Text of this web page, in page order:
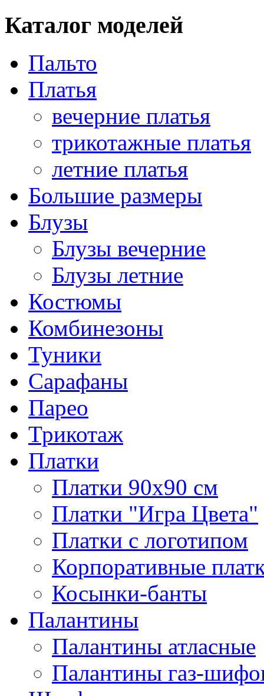
Каталог моделей
Пальто
Платья
вечерние платья
трикотажные платья
летние платья
Большие размеры
Блузы
Блузы вечерние
Блузы летние
Костюмы
Комбинезоны
Туники
Сарафаны
Парео
Трикотаж
Платки
Платки 90х90 см
Платки "Игра Цвета"
Платки с логотипом
Корпоративные
Косынки-банты
Палантины
Палантины атласные
Палантины газ-